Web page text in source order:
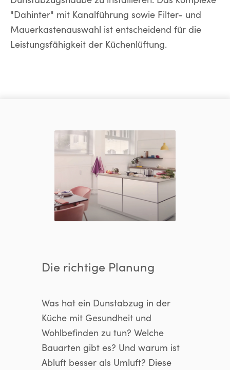
"Dahinter" mit Kanalführung sowie Filter- und
Mauerkastenauswahl ist entscheidend für die
Leistungsfähigkeit der Küchenlüftung.
Die richtige Planung
Was hat ein Dunstabzug in der
Küche mit Gesundheit und
Wohlbefinden zu tun? Welche
Bauarten gibt es? Und warum ist
Abluft besser als Umluft? Diese